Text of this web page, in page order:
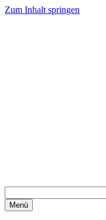
Zum Inhalt springen
Menü